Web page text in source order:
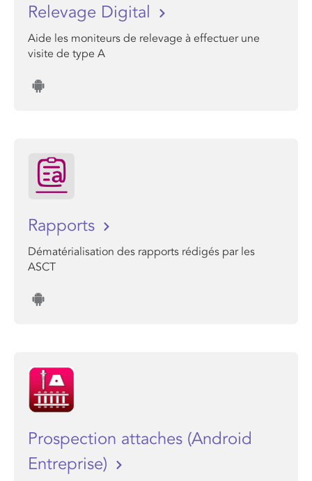
Relevage Digital
Aide les moniteurs de relevage à effectuer une
visite de type A
Rapports
Dématérialisation des rapports rédigés par les
ASCT
Prospection attaches (Android
Entreprise)